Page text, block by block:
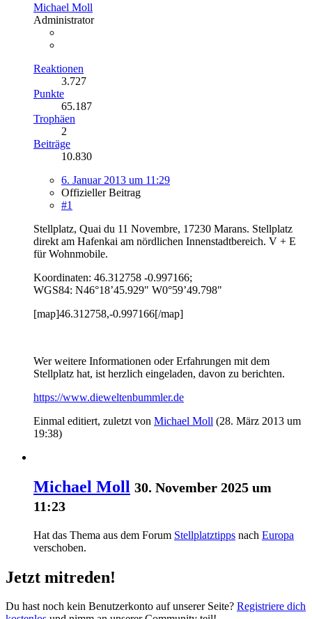
Michael Moll
Administrator
Reaktionen
3.727
Punkte
65.187
Trophäen
2
Beiträge
10.830
6. Januar 2013 um 11:29
Offizieller Beitrag
#1
Stellplatz, Quai du 11 Novembre, 17230 Marans. Stellplatz
direkt am Hafenkai am nördlichen Innenstadtbereich. V + E
für Wohnmobile.
Koordinaten: 46.312758 -0.997166;
WGS84: N46°18’45.929" W0°59’49.798"
[map]46.312758,-0.997166[/map]
Wer weitere Informationen oder Erfahrungen mit dem
Stellplatz hat, ist herzlich eingeladen, davon zu berichten.
https://www.dieweltenbummler.de
Einmal editiert, zuletzt von Michael Moll (28. März 2013 um
19:38)
Michael Moll 30. November 2025 um
11:23
Hat das Thema aus dem Forum Stellplatztipps nach Europa
verschoben.
Jetzt mitreden!
Du hast noch kein Benutzerkonto auf unserer Seite? Registriere dich